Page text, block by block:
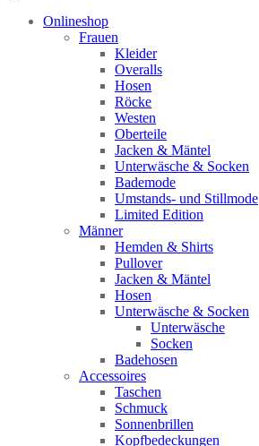
Onlineshop
Frauen
Kleider
Overalls
Hosen
Röcke
Westen
Oberteile
Jacken & Mäntel
Unterwäsche & Socken
Bademode
Umstands- und Stillmode
Limited Edition
Männer
Hemden & Shirts
Pullover
Jacken & Mäntel
Hosen
Unterwäsche & Socken
Unterwäsche
Socken
Badehosen
Accessoires
Taschen
Schmuck
Sonnenbrillen
Kopfbedeckungen